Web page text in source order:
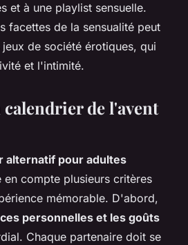
et à une playlist sensuelle.
facettes de la sensualité peut
de société érotiques, qui
et l'intimité.
de l'avent
alternatif pour adultes
en compte plusieurs critères
mémorable. D'abord,
personnelles et les goûts
Chaque partenaire doit se